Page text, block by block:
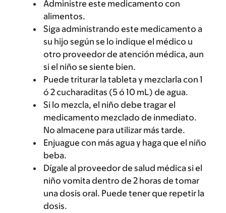
Administre este medicamento con
alimentos.
Siga administrando este medicamento a
su hijo según se lo indique el médico u
otro proveedor de atención médica, aun
si el niño se siente bien.
Puede triturar la tableta y mezclarla con 1
ó 2 cucharaditas (5 ó 10 mL) de agua.
Si lo mezcla, el niño debe tragar el
medicamento mezclado de inmediato.
No almacene para utilizar más tarde.
Enjuague con más agua y haga que el niño
beba.
Dígale al proveedor de salud médica si el
niño vomita dentro de 2 horas de tomar
una dosis oral. Puede tener que repetir la
dosis.